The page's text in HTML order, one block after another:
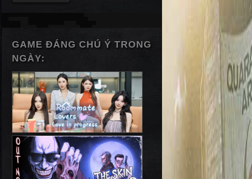
GAME ĐÁNG CHÚ Ý TRONG
NGÀY: